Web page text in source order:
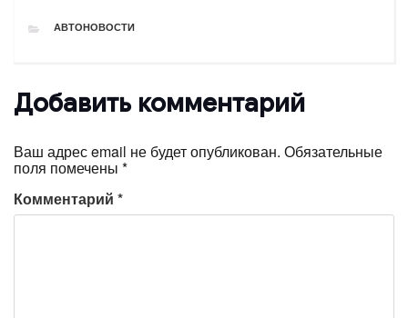
РУБРИКИ
АВТОНОВОСТИ
Добавить комментарий
Ваш адрес email не будет опубликован. Обязательные
поля помечены *
Комментарий *